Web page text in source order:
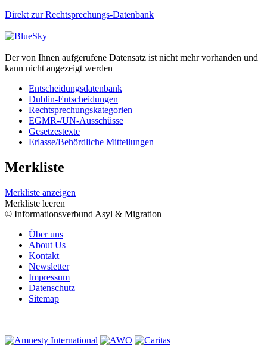
Direkt zur Rechtsprechungs-Datenbank
Der von Ihnen aufgerufene Datensatz ist nicht mehr vorhanden und
kann nicht angezeigt werden
Entscheidungsdatenbank
Dublin-Entscheidungen
Rechtsprechungskategorien
EGMR-/UN-Ausschüsse
Gesetzestexte
Erlasse/Behördliche Mitteilungen
Merkliste
Merkliste anzeigen
Merkliste leeren
© Informationsverbund Asyl & Migration
Über uns
About Us
Kontakt
Newsletter
Impressum
Datenschutz
Sitemap